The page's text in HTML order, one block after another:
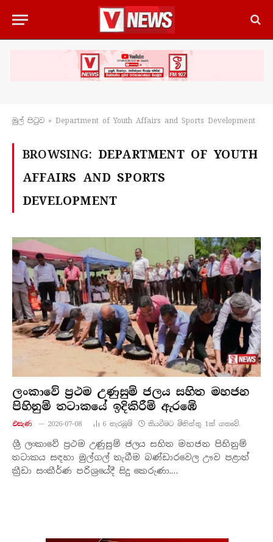
මුල් පිටු​ව » Department of Youth Affairs and Sports Development
BROWSING: DEPARTMENT OF YOUTH
AFFAIRS AND SPORTS
DEVELOPMENT
ලංකාවේ ප්‍රථම උණුසුම් ජලය සහිත මහජන
පිහිනුම් තටාකයේ ඉදිකිරීම් ඇරඹේ
එසැණ 2026-07-08 6 නැරඹු​ම් කියවීමට මිනිත්තු 1ක් ගතවේ.
ශ්‍රී ලංකාවේ ප්‍රථම උණුසුම් ජලය සහිත මහජන පිහිනුම්
තටාකය සඳහා මුල්ගල් තැබීම බණ්ඩාරවෙල ඌව පළාත්
ක්‍රීඩා සංකීර්ණ පරිශ්‍රයේදී සිදු කෙරුණා.…